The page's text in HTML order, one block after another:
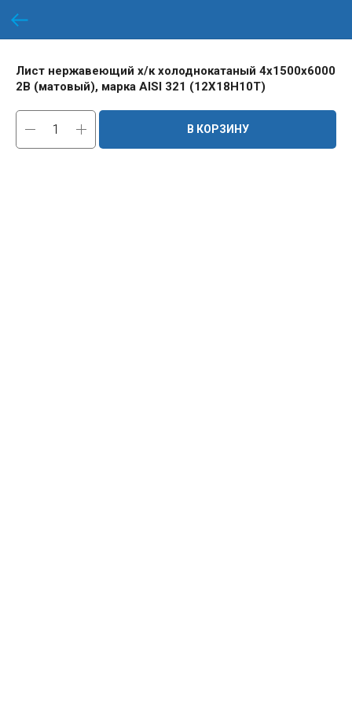
Лист нержавеющий х/к холоднокатаный 4х1500х6000
2B (матовый), марка AISI 321 (12Х18Н10Т)
В КОРЗИНУ